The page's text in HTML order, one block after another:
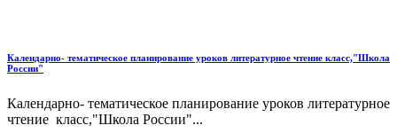
Календарно- тематическое планирование уроков литературное чтение класс,"Школа
России"
Календарно- тематическое планирование уроков литературное
чтение класс,"Школа России"...